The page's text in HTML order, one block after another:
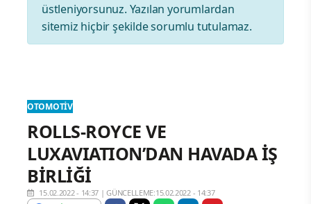
üstleniyorsunuz. Yazılan yorumlardan
sitemiz hiçbir şekilde sorumlu tutulamaz.
OTOMOTIV
ROLLS-ROYCE VE
LUXAVIATION’DAN HAVADA İŞ
BİRLİĞİ
15.02.2022 - 14:37 |GÜNCELLEME:15.02.2022 - 14:37